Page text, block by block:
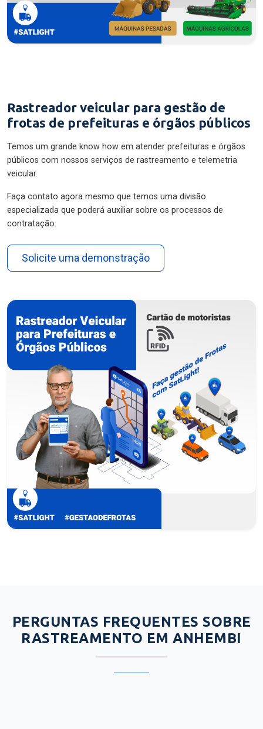
Rastreador veicular para gestão de
frotas de prefeituras e órgãos públicos
Temos um grande know how em atender prefeituras e órgãos
públicos com nossos serviços de rastreamento e telemetria
veicular.
Faça contato agora mesmo que temos uma divisão
especializada que poderá auxiliar sobre os processos de
contratação.
Solicite uma demonstração
PERGUNTAS FREQUENTES SOBRE
RASTREAMENTO EM ANHEMBI